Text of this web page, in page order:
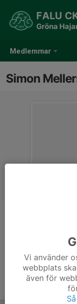
Medlemmar
FALU
Gröna
Simon
Vi använder
webbplats
även för